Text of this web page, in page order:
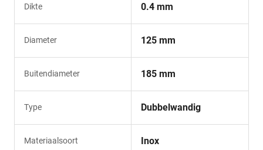
Dikte 0.4 mm
Diameter 125 mm
Buitendiameter 185 mm
Type Dubbelwandig
Materiaalsoort Inox